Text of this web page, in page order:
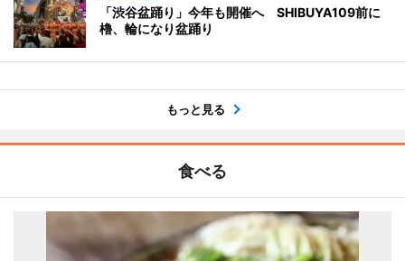
「渋谷盆踊り」今年も開催へ SHIBUYA109前に
櫓、輪になり盆踊り
もっと見る
食べる